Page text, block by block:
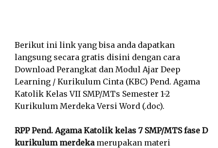
Berikut ini link yang bisa anda dapatkan
langsung secara gratis disini dengan cara
Download Perangkat dan Modul Ajar Deep
Learning / Kurikulum Cinta (KBC) Pend. Agama
Katolik Kelas VII SMP/MTs Semester 1-2
Kurikulum Merdeka Versi Word (.doc).
RPP Pend. Agama Katolik kelas 7 SMP/MTS fase D
kurikulum merdekamerupakan materi